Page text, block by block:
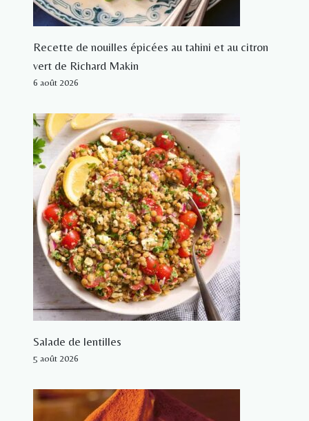
Recette de nouilles épicées au tahini et au citron
vert de Richard Makin
6 août 2026
Salade de lentilles
5 août 2026